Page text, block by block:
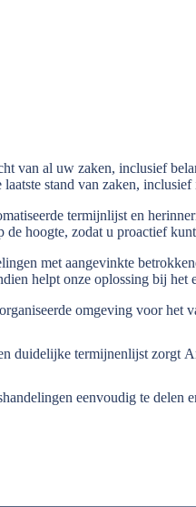
van al uw zaken, inclusief
stand van zaken,
termijnlijst en
hoogte, zodat u proactief
met aangevinkte
helpt onze oplossing bij
omgeving voor het
duidelijke termijnenlijst zorgt
eenvoudig te delen